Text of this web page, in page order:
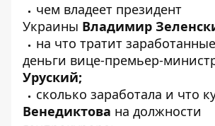
чем владеет президент
Украины Владимир
на что тратит
деньги вице-премьер-
Уруский;
сколько заработала и что
Венедиктова на должности